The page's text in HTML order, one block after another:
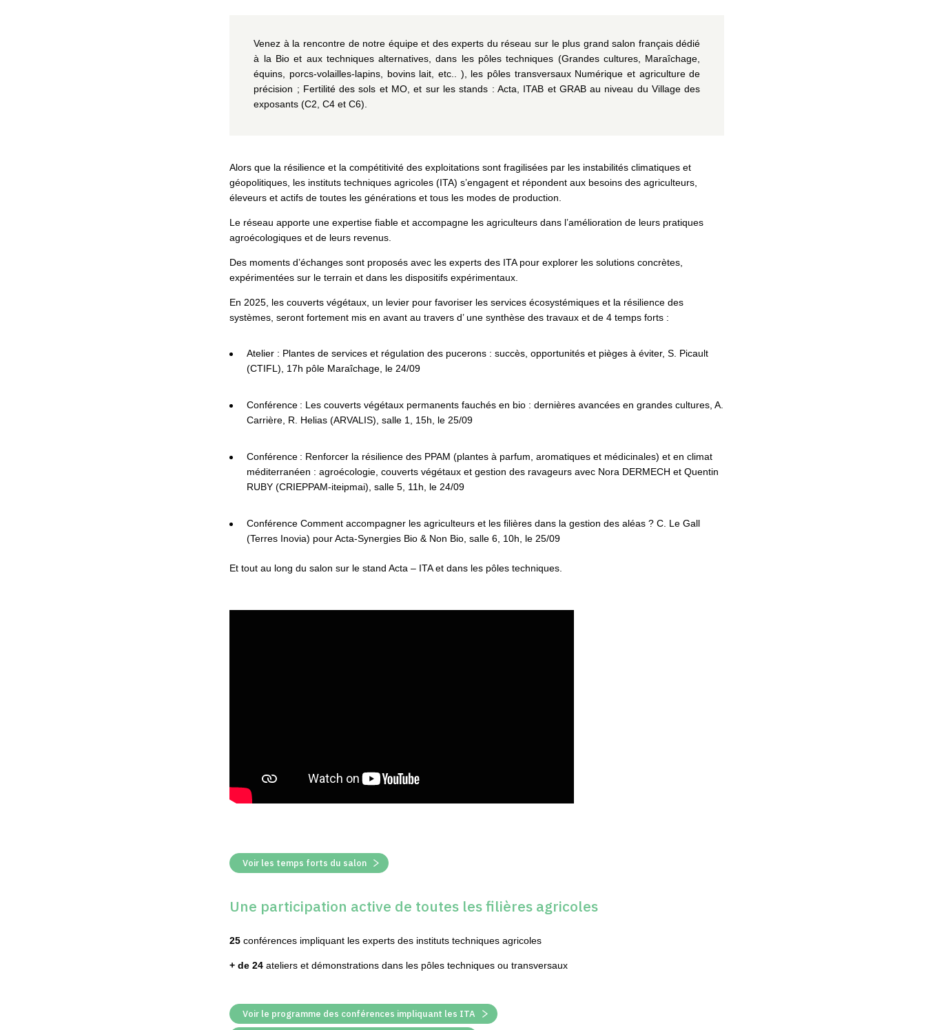
Venez à la rencontre de notre équipe et des experts du réseau sur le plus grand salon français dédié
à la Bio et aux techniques alternatives, dans les pôles techniques (Grandes cultures, Maraîchage,
équins, porcs-volailles-lapins, bovins lait, etc.. ), les pôles transversaux Numérique et agriculture de
précision ; Fertilité des sols et MO, et sur les stands : Acta, ITAB et GRAB au niveau du Village des
exposants (C2, C4 et C6).
Alors que la résilience et la compétitivité des exploitations sont fragilisées par les instabilités climatiques et
géopolitiques, les instituts techniques agricoles (ITA) s’engagent et répondent aux besoins des agriculteurs,
éleveurs et actifs de toutes les générations et tous les modes de production.
Le réseau apporte une expertise fiable et accompagne les agriculteurs dans l’amélioration de leurs pratiques
agroécologiques et de leurs revenus.
Des moments d’échanges sont proposés avec les experts des ITA pour explorer les solutions concrètes,
expérimentées sur le terrain et dans les dispositifs expérimentaux.
En 2025, les couverts végétaux, un levier pour favoriser les services écosystémiques et la résilience des
systèmes, seront fortement mis en avant au travers d’ une synthèse des travaux et de 4 temps forts :
Atelier : Plantes de services et régulation des pucerons : succès, opportunités et pièges à éviter, S. Picault
(CTIFL), 17h pôle Maraîchage, le 24/09
Conférence : Les couverts végétaux permanents fauchés en bio : dernières avancées en grandes cultures, A.
Carrière, R. Helias (ARVALIS), salle 1, 15h, le 25/09
Conférence : Renforcer la résilience des PPAM (plantes à parfum, aromatiques et médicinales) eten climat
méditerranéen : agroécologie, couverts végétaux et gestion des ravageurs avec Nora DERMECH et Quentin
RUBY (CRIEPPAM-iteipmai), salle 5, 11h, le 24/09
Conférence Comment accompagner les agriculteurs et les filières dans la gestion des aléas ? C. Le Gall
(Terres Inovia) pour Acta-Synergies Bio & Non Bio, salle 6, 10h, le 25/09
Et tout au long du salon sur le stand Acta – ITA et dans les pôles techniques.
Voir les temps forts du salon
Une participation active de toutes les filières agricoles
25conférences impliquant les experts des instituts techniques agricoles
+ de 24ateliers et démonstrations dans les pôles techniques ou transversaux
Voir le programme des conférences impliquant les ITA